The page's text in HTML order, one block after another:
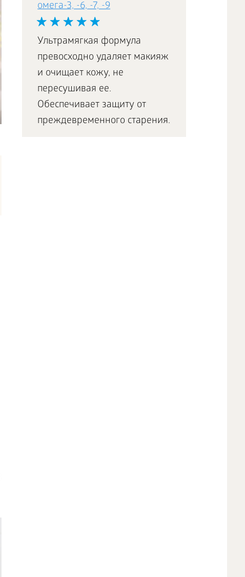
омега-3, -6, -7, -9
Ультрамягкая формула
превосходно удаляет макияж
и очищает кожу, не
пересушивая ее.
Обеспечивает защиту от
преждевременного старения.